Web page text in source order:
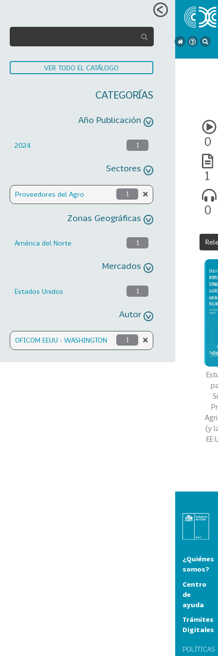
VER TODO EL CATÁLOGO
CATEGORÍAS
Año Publicación
2024 1
Sectores
Proveedores del Agro 1
Zonas Geográficas
América del Norte 1
Mercados
Estados Unidos 1
Autor
OFICOM EEUU - WASHINGTON 1
0
1
0
(y
¿Quiénes
somos?
Centro
de
ayuda
Trámites
Digitales
POLÍTICAS